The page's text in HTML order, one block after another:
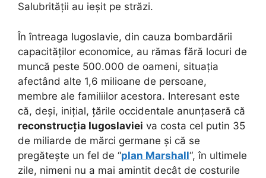
Salubrității au ieșit pe străzi.
În întreaga Iugoslavie, din cauza bombardării
capacităților economice, au rămas fără locuri de
muncă peste 500.000 de oameni, situația
afectând alte 1,6 milioane de persoane,
membre ale familiilor acestora. Interesant este
că, deși, inițial, țările occidentale anunțaseră că
reconstrucția Iugoslaviei va costa cel putin 35
de miliarde de mărci germane și că se
pregătește un fel de “plan Marshall“, în ultimele
zile, nimeni nu a mai amintit decât de costurile